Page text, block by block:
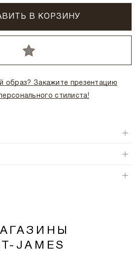
В КОРЗИНУ
образ? Закажите презентацию
стилиста!
JAMES